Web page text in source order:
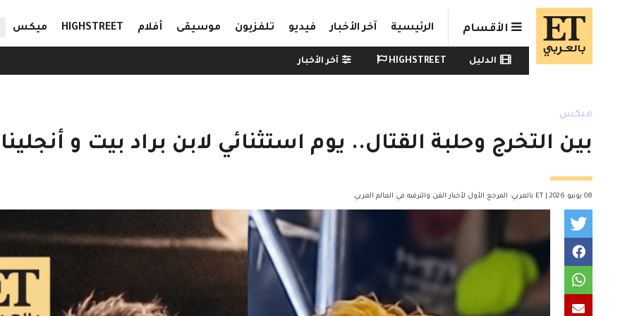
Skip to main content
الأقسام الرئيسية آخر الأخبار فيديو تلفزيون موسيقى أفلام HIGHSTREET ميكس
Watch menu
الدليل HIGHSTREET آخر الأخبار
ميكس
بين التخرج وحلبة القتال.. يوم استثنائي لابن براد بيت و
08 يونيو 2026 | ET بالعربي: المرجع الأول لأخبار الفن والترفيه في العالم العربي